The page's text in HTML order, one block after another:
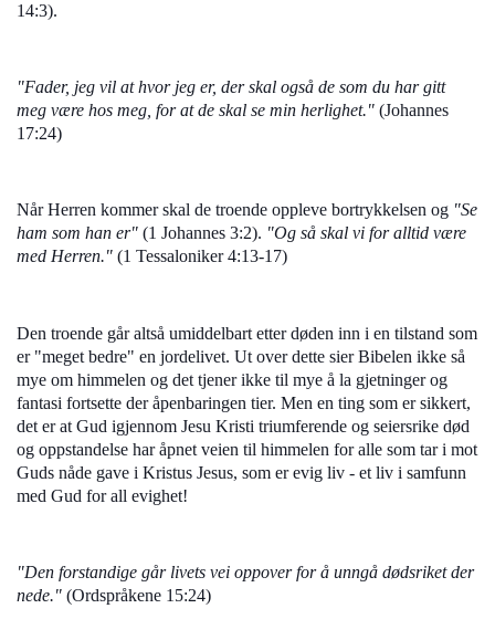
14:3).
"Fader, jeg vil at hvor jeg er, der skal også de som du har gitt
meg være hos meg, for at de skal se min herlighet." (Johannes
17:24)
Når Herren kommer skal de troende oppleve bortrykkelsen og "Se
ham som han er" (1 Johannes 3:2). "Og så skal vi for alltid være
med Herren." (1 Tessaloniker 4:13-17)
Den troende går altså umiddelbart etter døden inn i en tilstand som
er "meget bedre" en jordelivet. Ut over dette sier Bibelen ikke så
mye om himmelen og det tjener ikke til mye å la gjetninger og
fantasi fortsette der åpenbaringen tier. Men en ting som er sikkert,
det er at Gud igjennom Jesu Kristi triumferende og seiersrike død
og oppstandelse har åpnet veien til himmelen for alle som tar i mot
Guds nåde gave i Kristus Jesus, som er evig liv - et liv i samfunn
med Gud for all evighet!
"Den forstandige går livets vei oppover for å unngå dødsriket der
nede." (Ordspråkene 15:24)